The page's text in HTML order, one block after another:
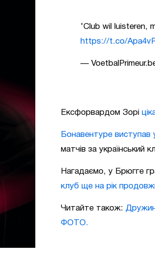
‘Club wil luisteren,
https://t.co/
—
Ексфорвардом Зорі
Бонавентуре виступав
матчів за український
Нагадаємо, у Брюгге
клуб ще на рік
Читайте також:
ФОТО.